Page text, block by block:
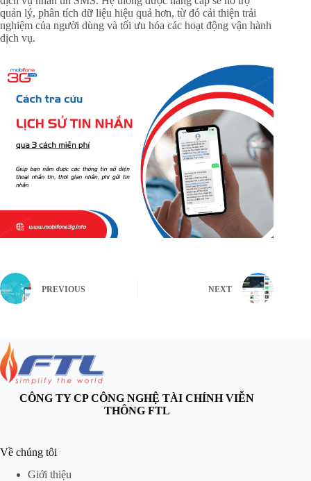
quản lý, phân tích dữ liệu hiệu quả hơn, từ đó cải thiện trải
nghiệm của người dùng và tối ưu hóa các hoạt động vận hành
dịch vụ.
PREVIOUS NEXT
CÔNG TY CP CÔNG NGHỆ TÀI CHÍNH VIỄN
THÔNG FTL
Về chúng tôi
Giới thiệu